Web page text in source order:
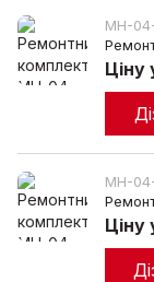
MH-
Ціну
MH-
Ціну